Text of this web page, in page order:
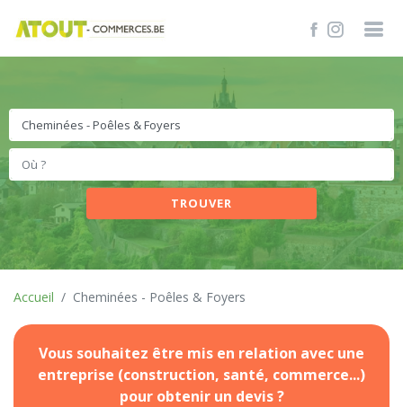
TROUVER
Accueil Cheminées - Poêles & Foyers
Vous souhaitez être mis en relation avec une
entreprise (construction, santé, commerce...)
pour obtenir un devis ?